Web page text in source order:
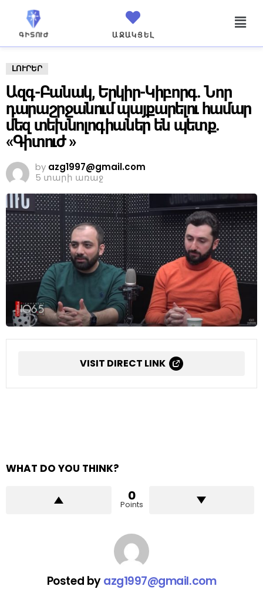
ԱՋԱԿՑԵԼ
ԼՈՒՐԵՐ
Ազգ-Բանակ, Երկիր-Կիբորգ. Նոր
դարաշրջանում պայքարելու համար
մեզ տեխնոլոգիաներ են պետք.
«Գիտուժ »
by azg1997@gmail.com
5 տարի առաջ
VISIT DIRECT LINK
WHAT DO YOU THINK?
0
Points
Posted byazg1997@gmail.com